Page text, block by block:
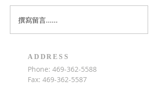
片，讓我一起來數算神的恩
典。
撰寫留言......
ADDRESS
Phone: 469-362-5588
Fax: 469-362-5587